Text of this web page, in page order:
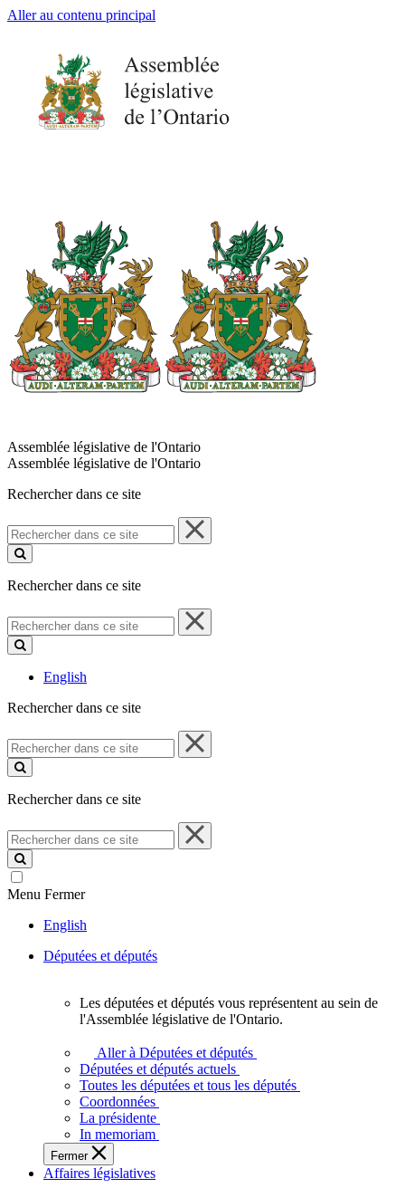
Aller au contenu principal
Assemblée législative de l'Ontario
Assemblée législative de l'Ontario
Rechercher dans ce site
Rechercher
dans
ce
Rechercher dans ce site
Rechercher
dans
ce
English
Rechercher dans ce site
Rechercher
dans
ce
Rechercher dans ce site
Rechercher
dans
ce
site
Menu Fermer
English
Députées et députés
députés
vous
représentent
sein
de
l'Assemblée
législative
Les députées et députés vous représentent au sein de
l'Assemblée législative de l'Ontario.
Aller à Députées et députés
Députées et députés actuels
Toutes les députées et tous les députés
Coordonnées
La présidente
In memoriam
Fermer
Affaires législatives